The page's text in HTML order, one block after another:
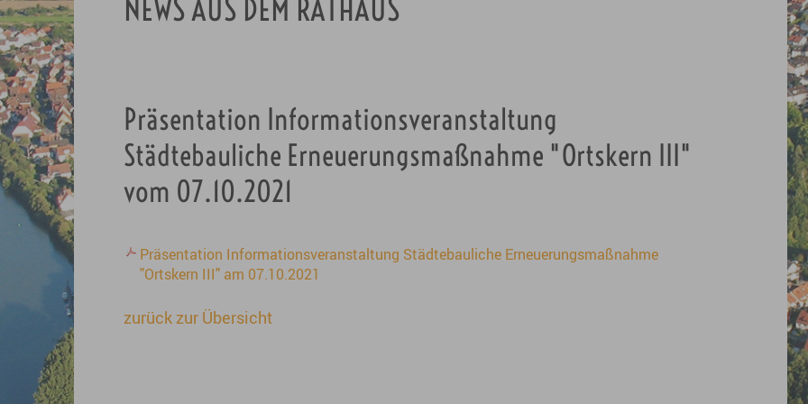
NEWS AUS DEM RATHAUS
Präsentation Informationsveranstaltung
Städtebauliche Erneuerungsmaßnahme "Ortskern III"
vom 07.10.2021
Präsentation Informationsveranstaltung Städtebauliche Erneuerungsmaßnahme
"Ortskern III" am 07.10.2021
zurück zur Übersicht